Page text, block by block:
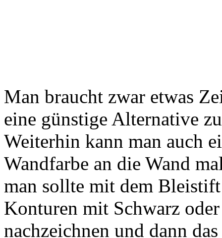
Man braucht zwar etwas
eine günstige Alternative
Weiterhin kann man auch
Wandfarbe an die Wand
man sollte mit dem
Konturen mit Schwarz
nachzeichnen und dann